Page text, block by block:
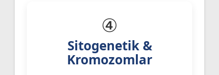
④
Sitogenetik &
Kromozomlar